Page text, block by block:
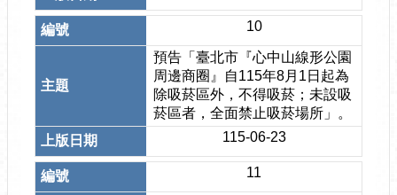
10
預告「臺北市『心中山線形公園
周邊商圈』自115年8月1日起為
除吸菸區外，不得吸菸；未設吸
菸區者，全面禁止吸菸場所」。
115-06-23
11